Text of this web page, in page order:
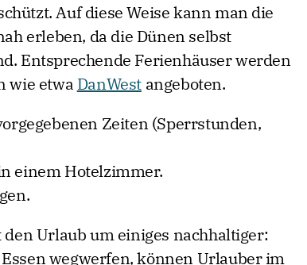
Auf diese Weise kann man die
erleben, da die Dünen selbst
Entsprechende Ferienhäuser werden
wie etwa DanWestangeboten.
Zeiten (Sperrstunden,
einem Hotelzimmer.
Urlaub um einiges nachhaltiger:
wegwerfen, können Urlauber im